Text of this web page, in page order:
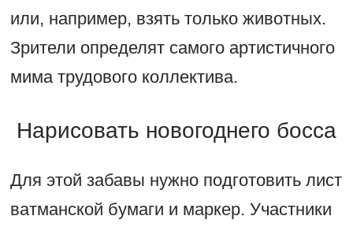
или, например, взять только животных.
Зрители определят самого артистичного
мима трудового коллектива.
Нарисовать новогоднего босса
Для этой забавы нужно подготовить лист
ватманской бумаги и маркер. Участники